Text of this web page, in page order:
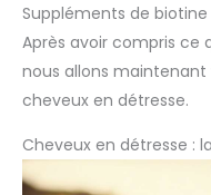
Suppléments de
Après avoir compris ce
nous allons
cheveux en détresse.
Cheveux en détresse :